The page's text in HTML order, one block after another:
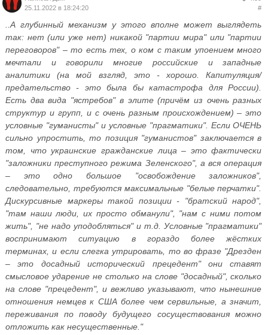
25.11.2022 в 18:24:20
#
..А ‎глубинный ‎механизм‏ ‎у ‎этого ‎вполне‏ ‎может ‎выглядеть‏
‎так:‏ ‎нет ‎(или‏ ‎уже ‎нет)‏ ‎никакой ‎"партии ‎мира" ‎или ‎"партии‏
‎переговоров"‏ ‎– ‎то‏ ‎есть ‎тех,‏ ‎о ‎ком ‎с ‎таким ‎упоением‏ ‎много‏
‎мечтали‏ ‎и ‎говорили‏ ‎многие ‎российские‏ ‎и ‎западные‏
‎аналитики‏ ‎(на ‎мой ‎взгляд,‏ ‎это ‎- ‎хорошо. ‎Капитуляция/
предательство‏ ‎- ‎это‏ ‎была‏ ‎бы ‎катастрофа ‎для ‎России).
‎Есть ‎два ‎вида ‎"ястребов"‏ ‎в ‎элите‏ ‎(причём‏ ‎из‏ ‎очень ‎разных
‎структур ‎и ‎групп, ‎и ‎с ‎очень ‎разным‏ ‎происхождением)‏ ‎–‏ ‎это
‎условные‏ ‎"гуманисты" ‎и‏ ‎условные ‎"прагматики".‏ ‎Если ‎ОЧЕНЬ
‎сильно‏ ‎упростить,‏ ‎то ‎позиция ‎"гуманистов"‏ ‎заключается ‎в
‎том, ‎что‏ ‎украинские ‎гражданские‏ ‎лица‏ ‎–‏ ‎это ‎фактически
‎"заложники‏ ‎преступного ‎режима ‎Зеленского",‏ ‎а ‎вся‏ ‎операция‏
‎– ‎это‏ ‎одно ‎большое‏ ‎"освобождение ‎заложников",
‎следовательно, ‎требуются ‎максимальные‏ ‎"белые‏ ‎перчатки".
‎Дискурсивные‏ ‎маркеры ‎такой‏ ‎позиции ‎- ‎"братский ‎народ",
‎"там‏ ‎наши‏ ‎люди,‏ ‎их ‎просто‏ ‎обманули", ‎"нам‏ ‎с ‎ними‏ ‎потом‏
‎жить", ‎"не ‎надо‏ ‎уподобляться" ‎и ‎т.д. ‎Условные‏ ‎"прагматики"
‎воспринимают‏ ‎ситуацию‏ ‎в ‎гораздо ‎более ‎жёстких
‎терминах, ‎и ‎если ‎слегка‏ ‎утрировать, ‎то‏ ‎во‏ ‎фразе‏ ‎"Дрезден
‎– ‎это ‎досадный ‎исторический ‎прецедент" ‎они ‎ставят
‎смысловое‏ ‎ударение‏ ‎не‏ ‎столько ‎на‏ ‎слове ‎"досадный",‏ ‎сколько
‎на‏ ‎слове ‎"прецедент", ‎и‏ ‎вежливо‏ ‎указывают, ‎что ‎нынешние‏
‎отношения ‎немцев ‎к ‎США‏ ‎более ‎чем‏ ‎сервильные,‏ ‎а‏ ‎значит,
‎переживания ‎по‏ ‎поводу ‎будущего ‎сосуществования‏ ‎можно
‎отложить‏ ‎как‏ ‎несущественные."